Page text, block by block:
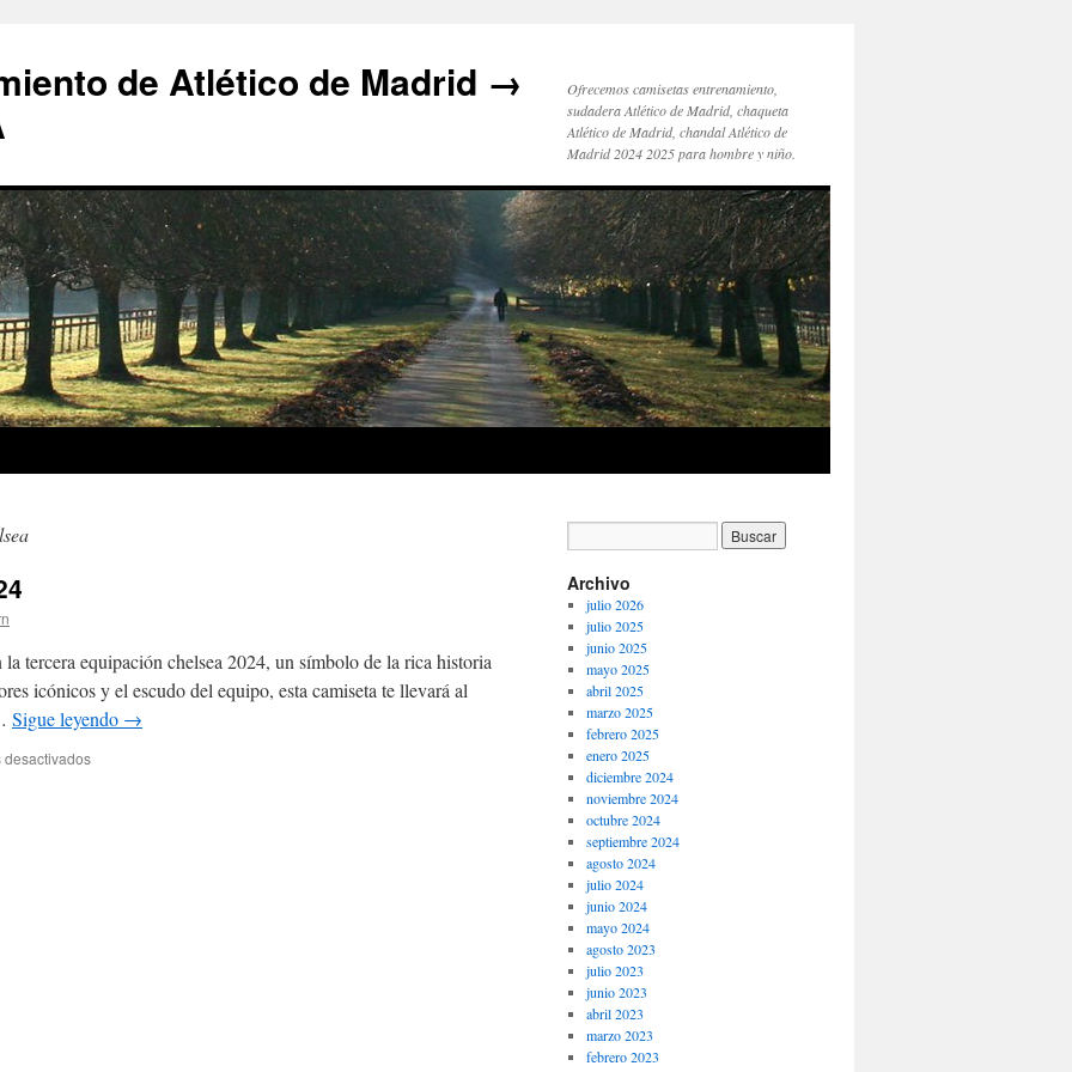
de Atlético de Madrid →
Ofrecemos camisetas entrenamiento,
sudadera Atlético de Madrid, chaqueta
Atlético de Madrid, chandal Atlético de
Madrid 2024 2025 para hombre y niño.
tercera equipación chelsea 2024, un símbolo de la rica historia
icónicos y el escudo del equipo, esta camiseta te llevará al
Sigue leyendo →
en
Archivo
julio 2026
julio 2025
junio 2025
mayo 2025
abril 2025
marzo 2025
febrero 2025
enero 2025
diciembre 2024
noviembre 2024
octubre 2024
septiembre 2024
agosto 2024
julio 2024
junio 2024
mayo 2024
agosto 2023
julio 2023
junio 2023
abril 2023
marzo 2023
febrero 2023